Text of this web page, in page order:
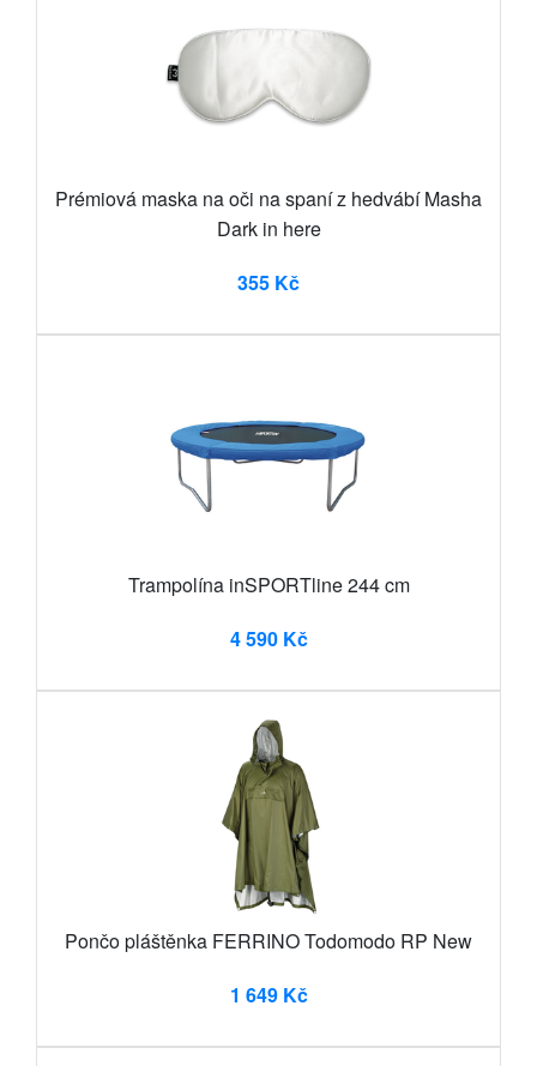
Prémiová maska na oči na spaní z hedvábí Masha
Dark in here
355 Kč
Trampolína inSPORTline 244 cm
4 590 Kč
Pončo pláštěnka FERRINO Todomodo RP New
1 649 Kč